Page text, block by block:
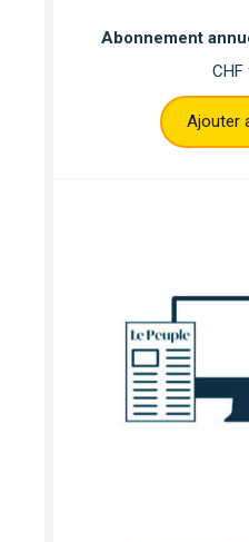
Abonnement
CHF
Ajouter